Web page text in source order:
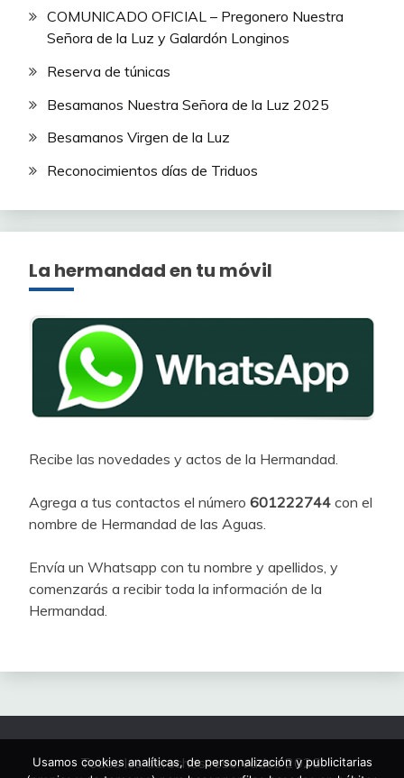
COMUNICADO OFICIAL – Pregonero Nuestra
Señora de la Luz y Galardón Longinos
Reserva de túnicas
Besamanos Nuestra Señora de la Luz 2025
Besamanos Virgen de la Luz
Reconocimientos días de Triduos
La hermandad en tu móvil
Recibe las novedades y actos de la Hermandad.
Agrega a tus contactos el número 601222744 con el
nombre de Hermandad de las Aguas.
Envía un Whatsapp con tu nombre y apellidos, y
comenzarás a recibir toda la información de la
Hermandad.
Todos los derechos reservados 2026.
Usamos cookies analíticas, de personalización y publicitarias